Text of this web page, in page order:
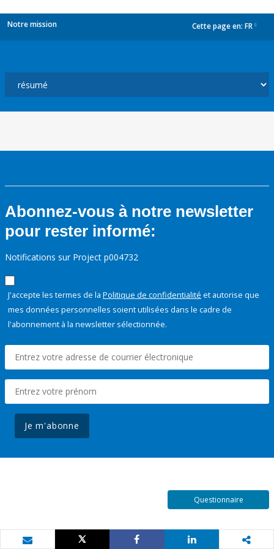
Notre mission Cette page en: FR
Abonnez-vous à notre newsletter
pour rester informé:
Notifications sur Project p004732
J'accepte les termes de la Politique de confidentialité et autorise que
mes données personnelles soient utilisées dans le cadre de
l'abonnement à la newsletter sélectionnée.
Je m'abonne
Questionnaire